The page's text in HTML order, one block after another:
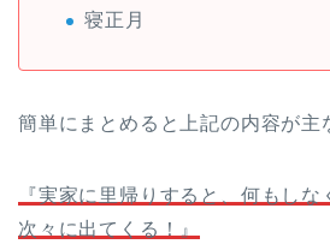
寝正月
簡単にまとめると上記の内容が主
『実家に里帰りすると、何もし
次々に出てくる！』